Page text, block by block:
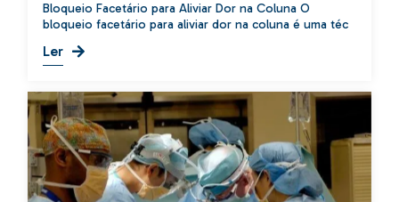
Bloqueio Facetário para Aliviar Dor na Coluna O
bloqueio facetário para aliviar dor na coluna é uma téc
Ler